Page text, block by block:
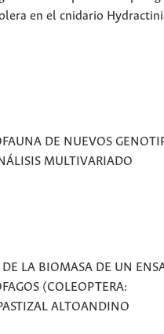
en el cnidario
DE NUEVOS
MULTIVARIADO
LA BIOMASA DE UN
(COLEOPTERA:
ALTOANDINO